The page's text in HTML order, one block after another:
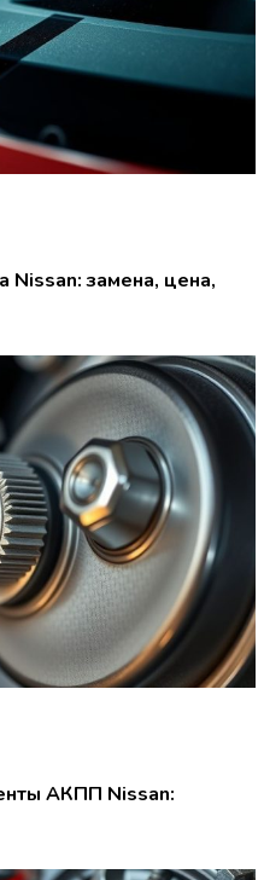
Nissan: замена, цена,
АКПП Nissan: